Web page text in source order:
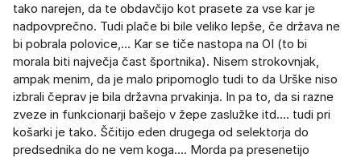
tako narejen, da te obdavčijo kot prasete za vse kar je
nadpovprečno. Tudi plače bi bile veliko lepše, če država ne
bi pobrala polovice,... Kar se tiče nastopa na OI (to bi
morala biti največja čast športnika). Nisem strokovnjak,
ampak menim, da je malo pripomoglo tudi to da Urške niso
izbrali čeprav je bila državna prvakinja. In pa to, da si razne
zveze in funkcionarji bašejo v žepe zaslužke itd.... tudi pri
košarki je tako. Ščitijo eden drugega od selektorja do
predsednika do ne vem koga.... Morda pa presenetijo